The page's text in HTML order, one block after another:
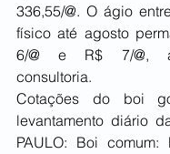
336,55/@. O ágio
físico até agosto
6/@ e R$ 7/@,
consultoria.
Cotações do boi
levantamento diário
PAULO: Boi comum: